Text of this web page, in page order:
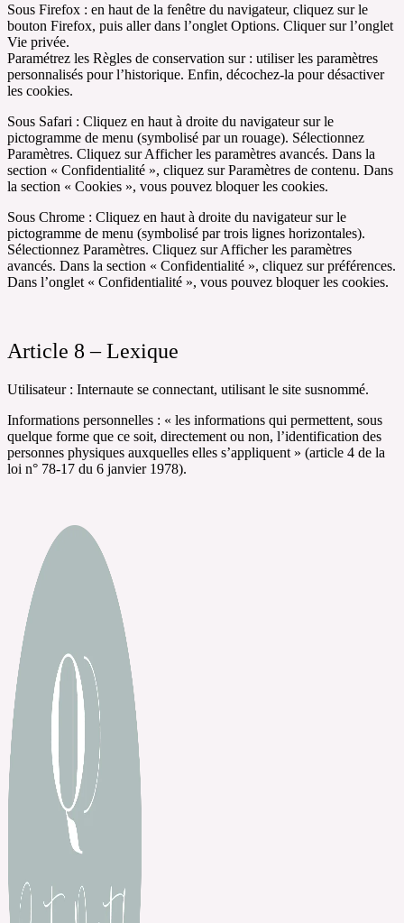
Sous Firefox : en haut de la fenêtre du navigateur, cliquez sur le
bouton Firefox, puis aller dans l’onglet Options. Cliquer sur l’onglet
Vie privée.
Paramétrez les Règles de conservation sur : utiliser les paramètres
personnalisés pour l’historique. Enfin, décochez-la pour désactiver
les cookies.
Sous Safari : Cliquez en haut à droite du navigateur sur le
pictogramme de menu (symbolisé par un rouage). Sélectionnez
Paramètres. Cliquez sur Afficher les paramètres avancés. Dans la
section « Confidentialité », cliquez sur Paramètres de contenu. Dans
la section « Cookies », vous pouvez bloquer les cookies.
Sous Chrome : Cliquez en haut à droite du navigateur sur le
pictogramme de menu (symbolisé par trois lignes horizontales).
Sélectionnez Paramètres. Cliquez sur Afficher les paramètres
avancés. Dans la section « Confidentialité », cliquez sur préférences.
Dans l’onglet « Confidentialité », vous pouvez bloquer les cookies.
Article 8 – Lexique
Utilisateur : Internaute se connectant, utilisant le site susnommé.
Informations personnelles : « les informations qui permettent, sous
quelque forme que ce soit, directement ou non, l’identification des
personnes physiques auxquelles elles s’appliquent » (article 4 de la
loi n° 78-17 du 6 janvier 1978).